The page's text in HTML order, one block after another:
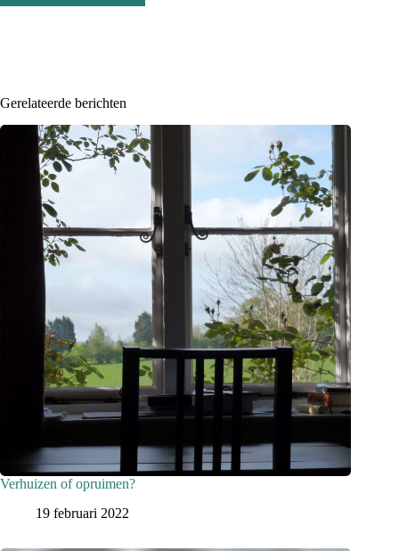
Gerelateerde berichten
Verhuizen of opruimen?
19 februari 2022